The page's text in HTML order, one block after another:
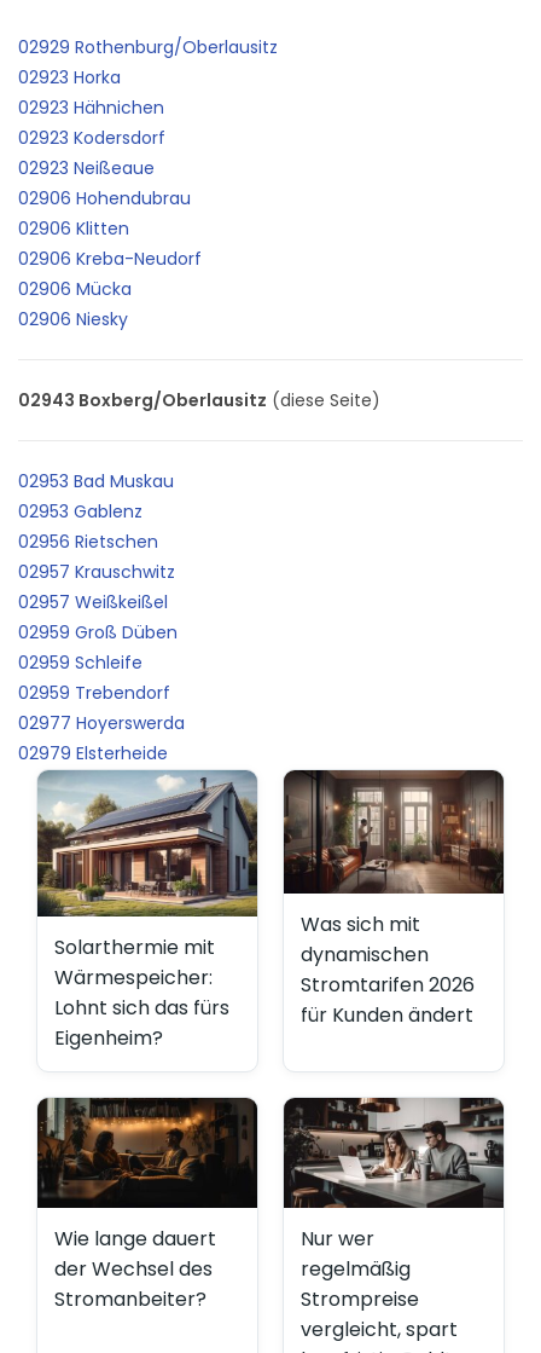
02929 Rothenburg/Oberlausitz
02923 Horka
02923 Hähnichen
02923 Kodersdorf
02923 Neißeaue
02906 Hohendubrau
02906 Klitten
02906 Kreba-Neudorf
02906 Mücka
02906 Niesky
02943 Boxberg/Oberlausitz (diese Seite)
02953 Bad Muskau
02953 Gablenz
02956 Rietschen
02957 Krauschwitz
02957 Weißkeißel
02959 Groß Düben
02959 Schleife
02959 Trebendorf
02977 Hoyerswerda
02979 Elsterheide
Solarthermie mit
Wärmespeicher:
Lohnt sich das fürs
Eigenheim?
Was sich mit
dynamischen
Stromtarifen 2026
für Kunden ändert
Wie lange dauert
der Wechsel des
Stromanbeiter?
Nur wer
regelmäßig
Strompreise
vergleicht, spart